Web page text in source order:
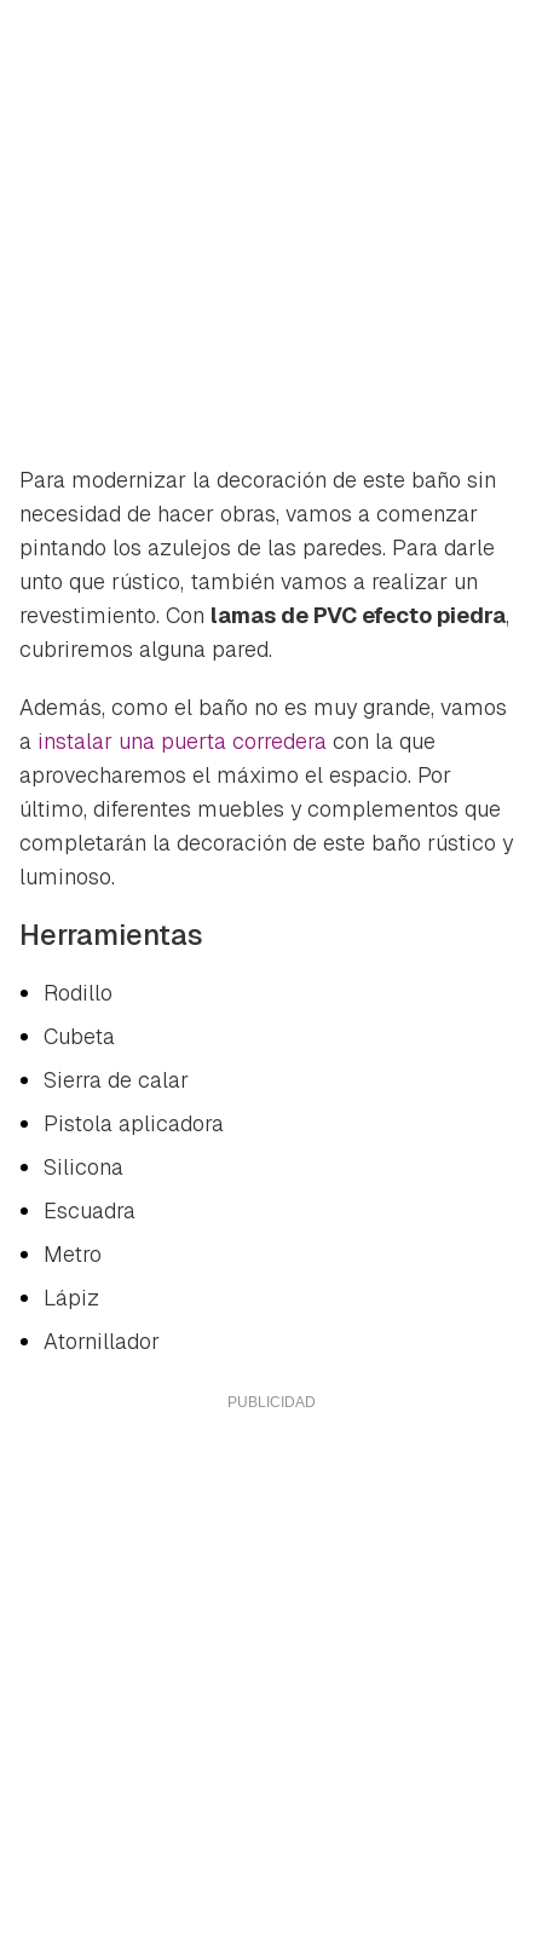
Para modernizar la decoración de este baño sin
necesidad de hacer obras, vamos a comenzar
pintando los azulejos de las paredes. Para darle
unto que rústico, también vamos a realizar un
revestimiento. Con lamas de PVC efecto piedra,
cubriremos alguna pared.
Además, como el baño no es muy grande, vamos
a instalar una puerta corredera con la que
aprovecharemos el máximo el espacio. Por
último, diferentes muebles y complementos que
completarán la decoración de este baño rústico y
luminoso.
Herramientas
Rodillo
Cubeta
Sierra de calar
Pistola aplicadora
Silicona
Escuadra
Metro
Lápiz
Atornillador